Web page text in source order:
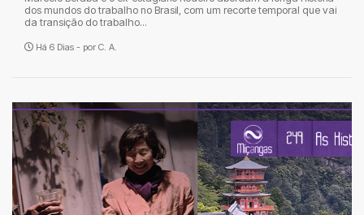
dos mundos do trabalho no Brasil, com um recorte temporal que vai
da transição do trabalho...
Há 6 Dias - por C. A.